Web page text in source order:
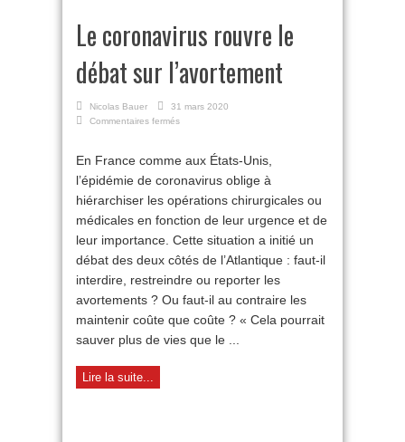
Le coronavirus rouvre le
débat sur l’avortement
Nicolas Bauer
31 mars 2020
Commentaires fermés
rouvre
le
sur
l’avortement
En France comme aux États-Unis,
l’épidémie de coronavirus oblige à
hiérarchiser les opérations chirurgicales ou
médicales en fonction de leur urgence et de
leur importance. Cette situation a initié un
débat des deux côtés de l’Atlantique : faut-il
interdire, restreindre ou reporter les
avortements ? Ou faut-il au contraire les
maintenir coûte que coûte ? « Cela pourrait
sauver plus de vies que le ...
Lire la suite...